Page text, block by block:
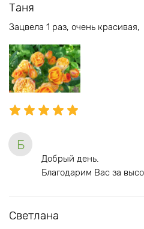
Таня
Зацвела 1 раз, очень красивая,
Б
Добрый день.
Благодарим Вас за
Светлана